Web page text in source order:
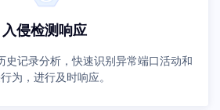
入侵检测响应
史记录分析，快速识别异常端口活动和
为，进行及时响应。